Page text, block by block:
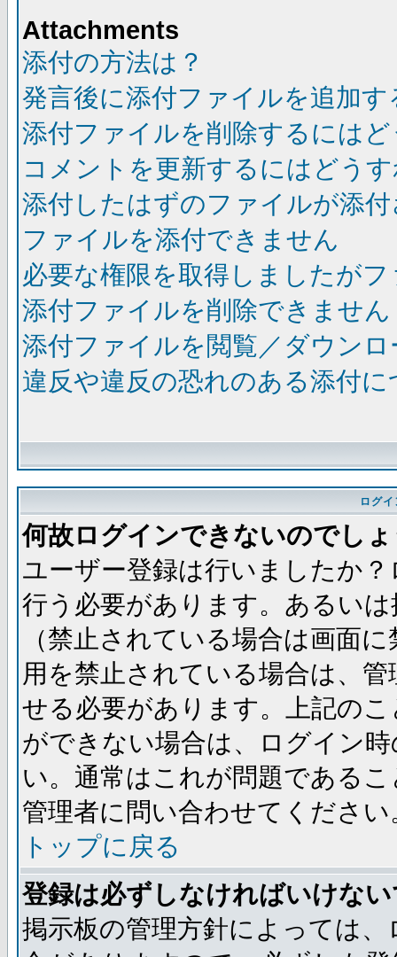
Attachments
添付の方法は？
発言後に添付ファイルを追加
添付ファイルを削除するには
コメントを更新するにはどう
添付したはずのファイルが添
ファイルを添付できません
必要な権限を取得しましたが
添付ファイルを削除できません
添付ファイルを閲覧／ダウン
違反や違反の恐れのある添付
ログ
何故ログインできないのでし
ユーザー登録は行いましたか
行う必要があります。あるい
（禁止されている場合は画面
用を禁止されている場合は、
せる必要があります。上記の
ができない場合は、ログイン
い。通常はこれが問題である
管理者に問い合わせてください
トップに戻る
登録は必ずしなければいけな
掲示板の管理方針によっては